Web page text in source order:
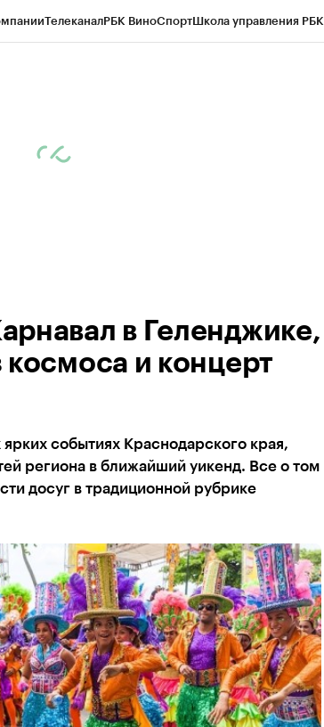
ТелеканалРБК ВиноСпортШкола управления РБК
в Геленджике,
космоса и концерт
событиях Краснодарского края,
региона в ближайший уикенд. Все о том
досуг в традиционной рубрике